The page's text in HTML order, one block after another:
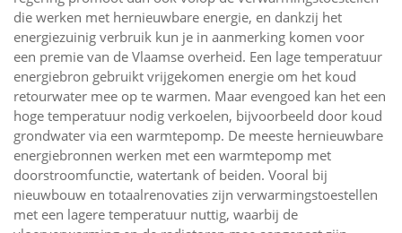
die werken met hernieuwbare energie, en dankzij het
energiezuinig verbruik kun je in aanmerking komen voor
een premie van de Vlaamse overheid. Een lage temperatuur
energiebron gebruikt vrijgekomen energie om het koud
retourwater mee op te warmen. Maar evengoed kan het een
hoge temperatuur nodig verkoelen, bijvoorbeeld door koud
grondwater via een warmtepomp. De meeste hernieuwbare
energiebronnen werken met een warmtepomp met
doorstroomfunctie, watertank of beiden. Vooral bij
nieuwbouw en totaalrenovaties zijn verwarmingstoestellen
met een lagere temperatuur nuttig, waarbij de